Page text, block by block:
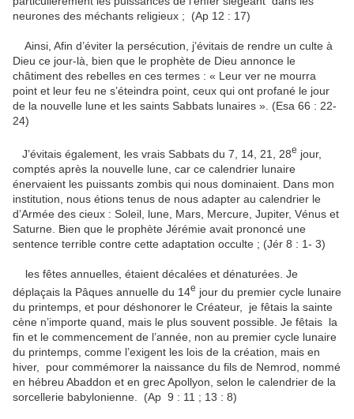
neurones des méchants religieux ; (Ap 12 : 17)
Ainsi, Afin d’éviter la persécution, j’évitais de rendre un culte à
Dieu ce jour-là, bien que le prophète de Dieu annonce le
châtiment des rebelles en ces termes : « Leur ver ne mourra
point et leur feu ne s’éteindra point, ceux qui ont profané le jour
de la nouvelle lune et les saints Sabbats lunaires ». (Esa 66 : 22-
24)
J’évitais également, les vrais Sabbats du 7, 14, 21, 28e jour,
comptés après la nouvelle lune, car ce calendrier lunaire
énervaient les puissants zombis qui nous dominaient. Dans mon
institution, nous étions tenus de nous adapter au calendrier le
d’Armée des cieux : Soleil, lune, Mars, Mercure, Jupiter, Vénus et
Saturne. Bien que le prophète Jérémie avait prononcé une
sentence terrible contre cette adaptation occulte ; (Jér 8 : 1- 3)
les fêtes annuelles, étaient décalées et dénaturées. Je
déplaçais la Pâques annuelle du 14e jour du premier cycle lunaire
du printemps, et pour déshonorer le Créateur, je fêtais la sainte
cène n’importe quand, mais le plus souvent possible. Je fêtais la
fin et le commencement de l’année, non au premier cycle lunaire
du printemps, comme l’exigent les lois de la création, mais en
hiver, pour commémorer la naissance du fils de Nemrod, nommé
en hébreu Abaddon et en grec Apollyon, selon le calendrier de la
sorcellerie babylonienne. (Ap 9 : 11 ; 13 : 8)